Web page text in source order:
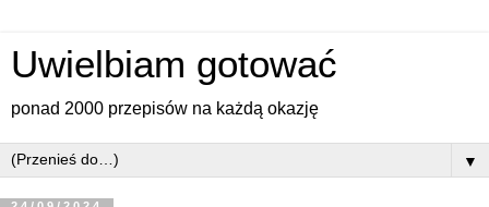
Uwielbiam gotować
ponad 2000 przepisów na każdą okazję
▼